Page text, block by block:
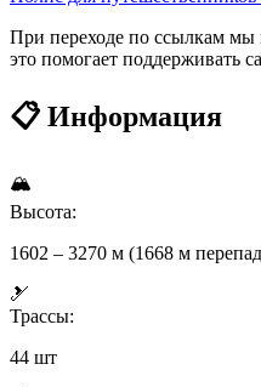
При переходе по ссылкам
это помогает поддерживать
📋 Информация
🏔
Высота:
1602 – 3270 м (1668 м
🎿
Трассы:
44 шт